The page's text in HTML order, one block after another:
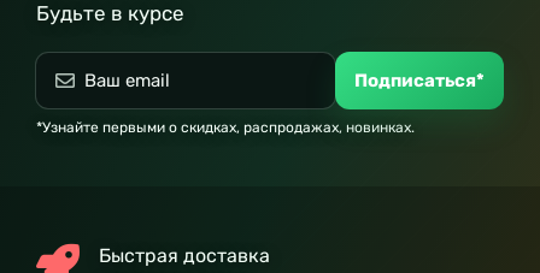
Будьте в курсе
Подписаться*
*Узнайте первыми о скидках, распродажах, новинках.
Быстрая доставка